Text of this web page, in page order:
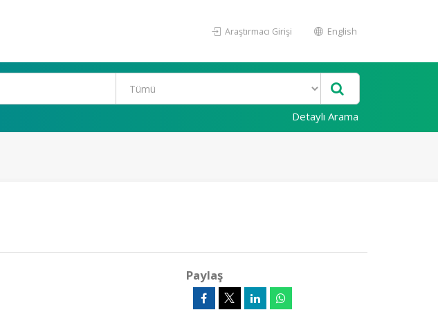
Araştırmacı Girişi English
Detaylı Arama
Paylaş